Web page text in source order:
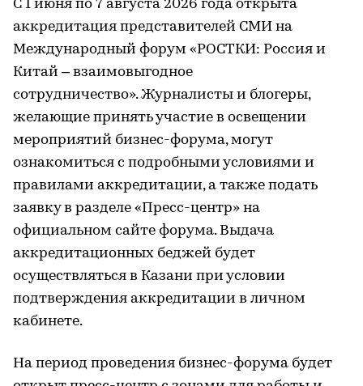
С 1 июня по 7 августа 2026 года открыта
аккредитация представителей СМИ на
Международный форум «РОСТКИ: Россия и
Китай – взаимовыгодное
сотрудничество». Журналисты и блогеры,
желающие принять участие в освещении
мероприятий бизнес-форума, могут
ознакомиться с подробными условиями и
правилами аккредитации, а также подать
заявку в разделе «Пресс-центр» на
официальном сайте форума. Выдача
аккредитационных беджей будет
осуществляться в Казани при условии
подтверждения аккредитации в личном
кабинете.
На период проведения бизнес-форума будет